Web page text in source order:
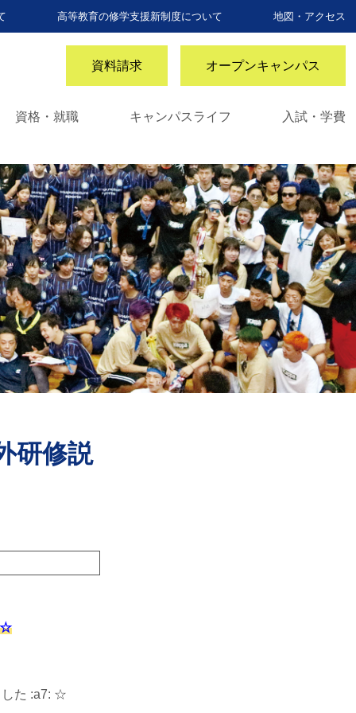
高等教育の修学支援新制度について 地図・アクセス
資料請求 オープンキャンパス
資格・就職 キャンパスライフ 入試・学費
研修説
☆
した :a7: ☆